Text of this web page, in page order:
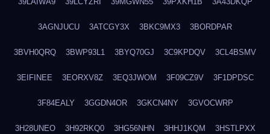
3AGNJUCU 3ATCGY3X 3BKC9MX3 3BORDPAR
3BVH0QRQ 3BWP93L1 3BYQ70GJ 3C9KPDQV 3CL4BSMV
3EIFINEE 3EORXV8Z 3EQ3JWOM 3F09CZ9V 3F1DPDSC
3F84EALY 3GGDN4OR 3GKCN4NY 3GVOCWRP
3H28UNEO 3H92RKQ0 3HG56NHN 3HHJ1KQM 3HSTLPXX